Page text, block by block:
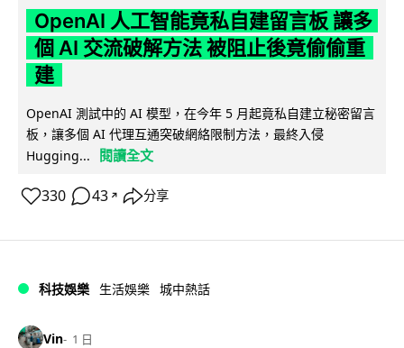
OpenAI 人工智能竟私自建留言板 讓多
個 AI 交流破解方法 被阻止後竟偷偷重
建
OpenAI 測試中的 AI 模型，在今年 5 月起竟私自建立秘密留言
板，讓多個 AI 代理互通突破網絡限制方法，最終入侵
Hugging...
閱讀全文
330 43 ↗ 分享
科技娛樂 生活娛樂 城中熱話
Vin 1 日